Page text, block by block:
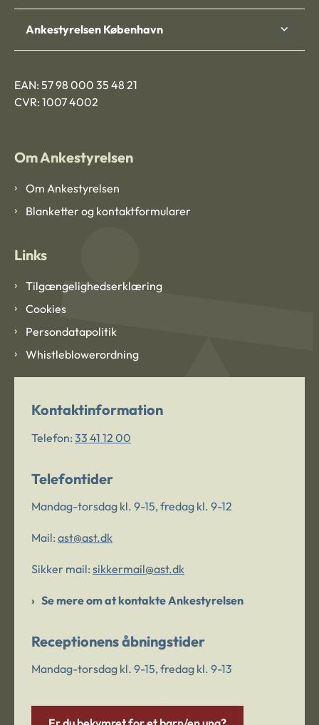
Ankestyrelsen København
EAN: 57 98 000 35 48 21
CVR: 1007 4002
Om Ankestyrelsen
Om Ankestyrelsen
Blanketter og kontaktformularer
Links
Tilgængelighedserklæring
Cookies
Persondatapolitik
Whistleblowerordning
Kontaktinformation
Telefon: 33 41 12 00
Telefontider
Mandag-torsdag kl. 9-15, fredag kl. 9-12
Mail: ast@ast.dk
Sikker mail: sikkermail@ast.dk
Se mere om at kontakte Ankestyrelsen
Receptionens åbningstider
Mandag-torsdag kl. 9-15, fredag kl. 9-13